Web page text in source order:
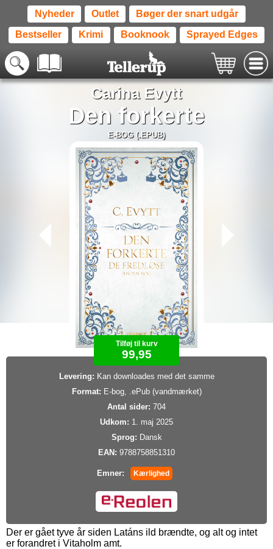
Nyheder Outlet Bøger der snart udgår
Bestseller Krimi Booknook Sprayed Edges
Carina Evytt
Den forkerte
E-BOG (.EPUB)
Tilføj til kurv
99,95
Levering: Kan downloades med det samme
Format: E-bog, .ePub (vandmærket)
Antal sider: 704
Udkom: 1. maj 2025
Sprog: Dansk
EAN: 9788758851310
Emner: Kærlighed
Der er gået tyve år siden Latáns ild brændte, og alt og intet
er forandret i Vitaholm amt.